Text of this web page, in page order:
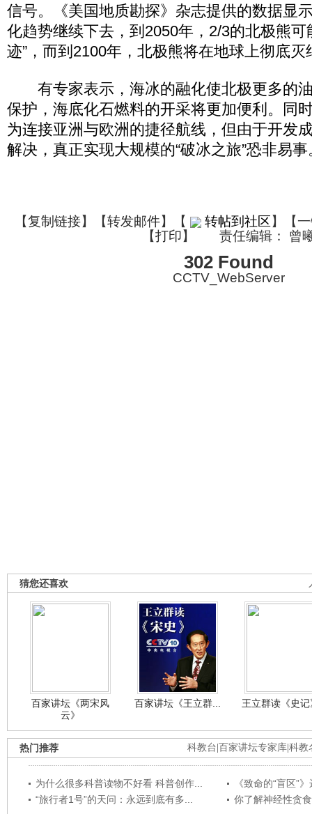
信号。《美国地质勘探》杂志提供的数据显
化趋势继续下去，到2050年，2/3的北极熊可
迹”，而到2100年，北极熊将在地球上彻底灭
有专家表示，海冰的融化使北极更多的
保护，海底化石燃料的开采将更加便利。同
为连接亚洲与欧洲的捷径航线，但由于开发
解决，真正实现大规模的“破冰之旅”恐非易事
【复制链接】【转发邮件】 【 转帖到社区】【
【打印】 责任编辑： 曾
302 Found
CCTV_WebServer
猜您还喜欢
百家讲坛《两宋风
云》
百家讲坛《王立群... 王立群读《史
科教台 百家讲坛专家库 科教
热门推荐
为什么很多科普读物不好看 科普创作...
《致命的“盲区”
“旅行者1号”的天问：永远到底有多...
你了解神经性贪